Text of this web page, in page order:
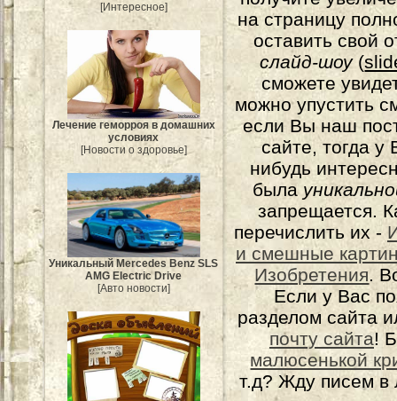
[Интересное]
Лечение геморроя в домашних
условиях
[Новости о здоровье]
Уникальный Mercedes Benz SLS
AMG Electric Drive
[Авто новости]
на страницу
оставить свой
слайд-шоу(
сможете
можно упустить
если Вы наш
сайте, тогда у
нибудь
была
запрещается.
перечислить их -
и смешные
Изобретения.
Если у Вас
разделом сайта
почту сайта!
малюсенькой
т.д? Жду писем в